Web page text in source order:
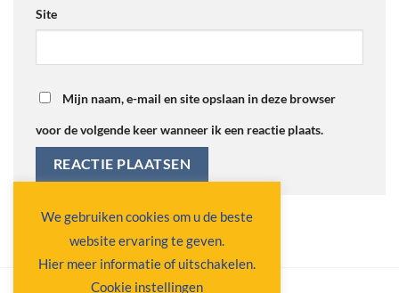
Site
Mijn naam, e-mail en site opslaan in deze browser
voor de volgende keer wanneer ik een reactie plaats.
Alternative:
We gebruiken cookies om u de beste
website ervaring te geven.
Hier meer informatie of uitschakelen.
Cookie instellingen